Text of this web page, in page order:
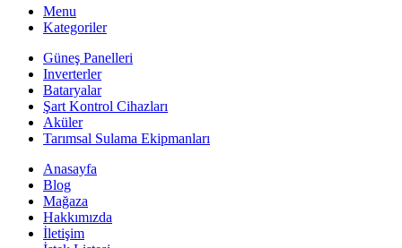
Menu
Kategoriler
Güneş Panelleri
Inverterler
Bataryalar
Şart Kontrol Cihazları
Aküler
Tarımsal Sulama Ekipmanları
Anasayfa
Blog
Mağaza
Hakkımızda
İletişim